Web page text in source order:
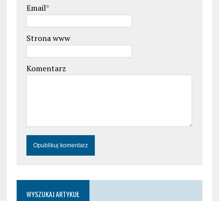
Email*
Strona www
Komentarz
WYSZUKAJ ARTYKUŁ